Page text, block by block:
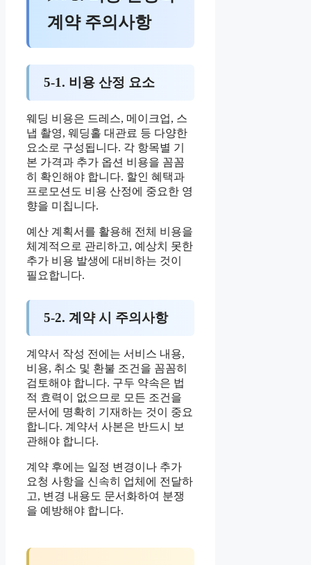
계약 주의사항
5-1. 비용 산정 요소
웨딩 비용은 드레스, 메이크업, 스
냅 촬영, 웨딩홀 대관료 등 다양한
요소로 구성됩니다. 각 항목별 기
본 가격과 추가 옵션 비용을 꼼꼼
히 확인해야 합니다. 할인 혜택과
프로모션도 비용 산정에 중요한 영
향을 미칩니다.
예산 계획서를 활용해 전체 비용을
체계적으로 관리하고, 예상치 못한
추가 비용 발생에 대비하는 것이
필요합니다.
5-2. 계약 시 주의사항
계약서 작성 전에는 서비스 내용,
비용, 취소 및 환불 조건을 꼼꼼히
검토해야 합니다. 구두 약속은 법
적 효력이 없으므로 모든 조건을
문서에 명확히 기재하는 것이 중요
합니다. 계약서 사본은 반드시 보
관해야 합니다.
계약 후에는 일정 변경이나 추가
요청 사항을 신속히 업체에 전달하
고, 변경 내용도 문서화하여 분쟁
을 예방해야 합니다.